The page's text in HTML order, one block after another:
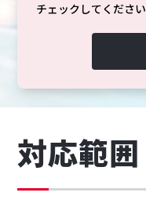
チェックしてください
対応範囲